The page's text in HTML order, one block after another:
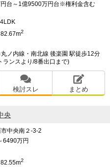
台～1億9500万円台※権利金含む
82.67m2
ノ内線・南北線 後楽園 駅徒歩12分
ランスより/8番出口まで)
検討スレ まとめ
央
中央南２-3-2
6490万円
82.55m2